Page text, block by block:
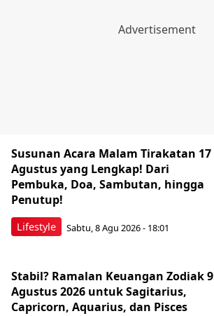
Lifestyle
Susunan Acara Malam Tirakatan 17
Agustus yang Lengkap! Dari
Pembuka, Doa, Sambutan, hingga
Penutup!
Sabtu, 8 Agu 2026 - 18:01
Stabil? Ramalan Keuangan Zodiak 9
Agustus 2026 untuk Sagitarius,
Capricorn, Aquarius, dan Pisces